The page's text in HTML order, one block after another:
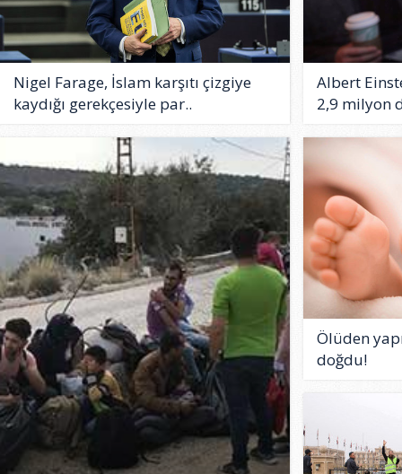
Nigel Farage, İslam karşıtı çizgiye
kaydığı gerekçesiyle par..
Albert
2,9 milyon
Ölüden
doğdu!